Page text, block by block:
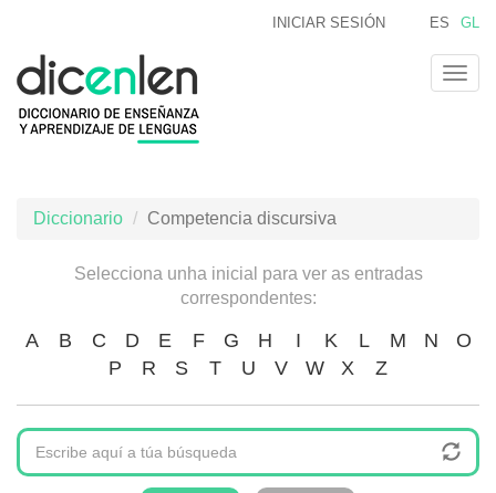
contido
principal
ES GL
INICIAR SESIÓN
Diccionario Competencia discursiva
Selecciona unha inicial para ver as entradas
correspondentes:
A B C D E F G H I K L M N
O
P
R S T U V W X Z